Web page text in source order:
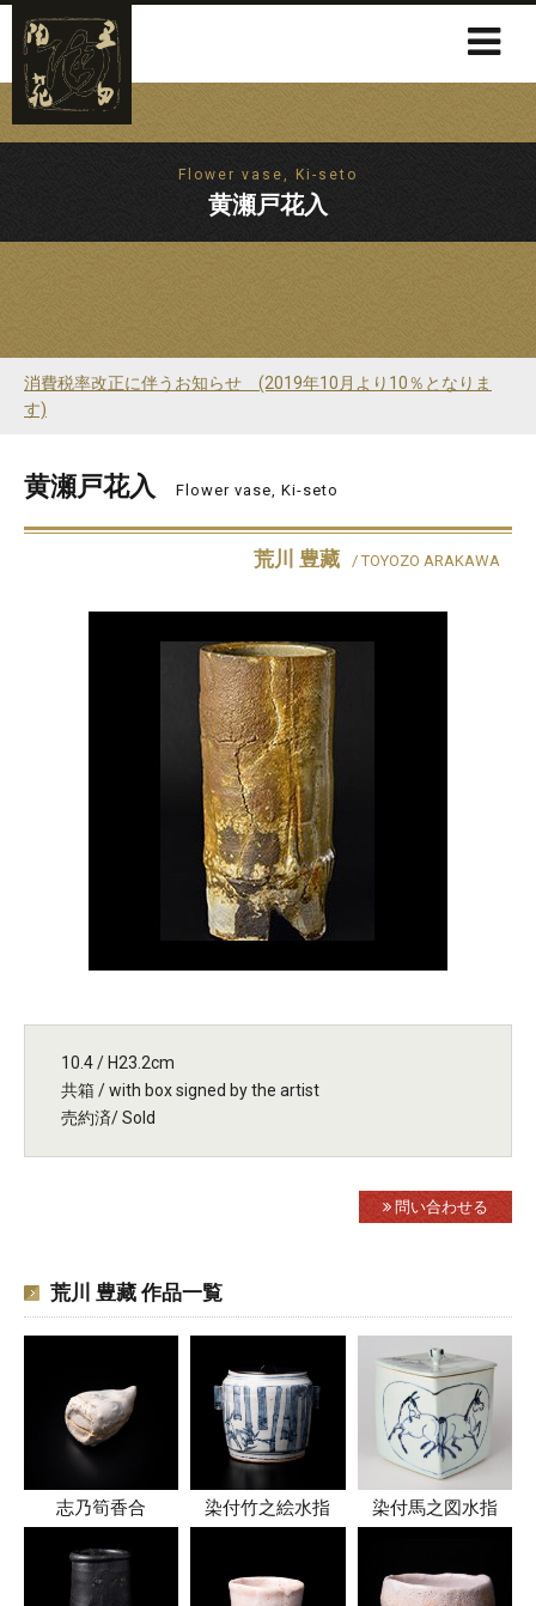
Flower vase, Ki-seto
黄瀬戸花入
消費税率改正に伴うお知らせ (2019年10月より10％となりま
す)
黄瀬戸花入 Flower vase, Ki-seto
荒川 豊藏 / TOYOZO ARAKAWA
10.4 / H23.2cm
共箱 / with box signed by the artist
売約済/ Sold
問い合わせる
荒川 豊藏 作品一覧
志乃筍香合 染付竹之絵水指 染付馬之図水指